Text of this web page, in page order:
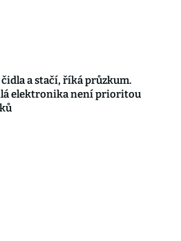
a stačí, říká průzkum.
elektronika není prioritou